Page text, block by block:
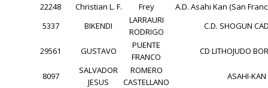
22248
Christian L. F. Frey
A.D. Asahi Kan (San
5337
BIKENDI
LARRAURI
RODRIGO
C.D. SHOGUN
29561 GUSTAVO
PUENTE
FRANCO
CD LITHOJUDO
8097
SALVADOR
JESUS
ROMERO
CASTELLANO
ASAHI-KAN